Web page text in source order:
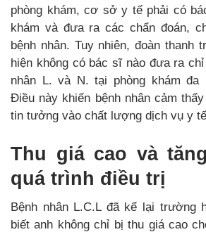
phòng khám, cơ sở y tế phải có
khám và đưa ra các chẩn đoán,
bệnh nhân. Tuy nhiên, đoàn thanh
hiện không có bác sĩ nào đưa ra
nhân L. và N. tại phòng khám đa
Điều này khiến bệnh nhân cảm
tin tưởng vào chất lượng dịch vụ y
Thu giá cao và
quá trình điều trị
Bệnh nhân L.C.L đã kể lại trường
biết anh không chỉ bị thu giá cao